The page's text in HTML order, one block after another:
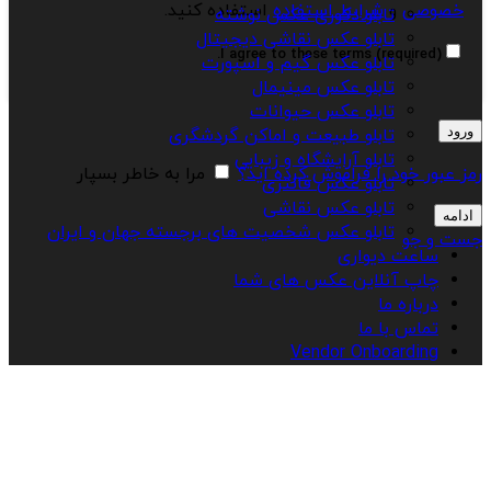
خصوصی وشرایط استفادهاستفاده کنید.
I agree to these terms (required).
ورود
رمز عبور خود را فراموش کرده اید؟ مرا به خاطر بسپار
ادامه
جست و جو
تابلو دکوری عکس نوشته
تابلو عکس نقاشی دیجیتال
تابلو عکس گیم و اسپورت
تابلو عکس مینیمال
تابلو عکس حیوانات
تابلو طبیعت و اماکن گردشگری
تابلو آرایشگاه و زیبایی
تابلو عکس فانتزی
تابلو عکس نقاشی
تابلو عکس شخصیت های برجسته جهان و ایران
ساعت دیواری
چاپ آنلاین عکس های شما
درباره ما
تماس با ما
Vendor Onboarding